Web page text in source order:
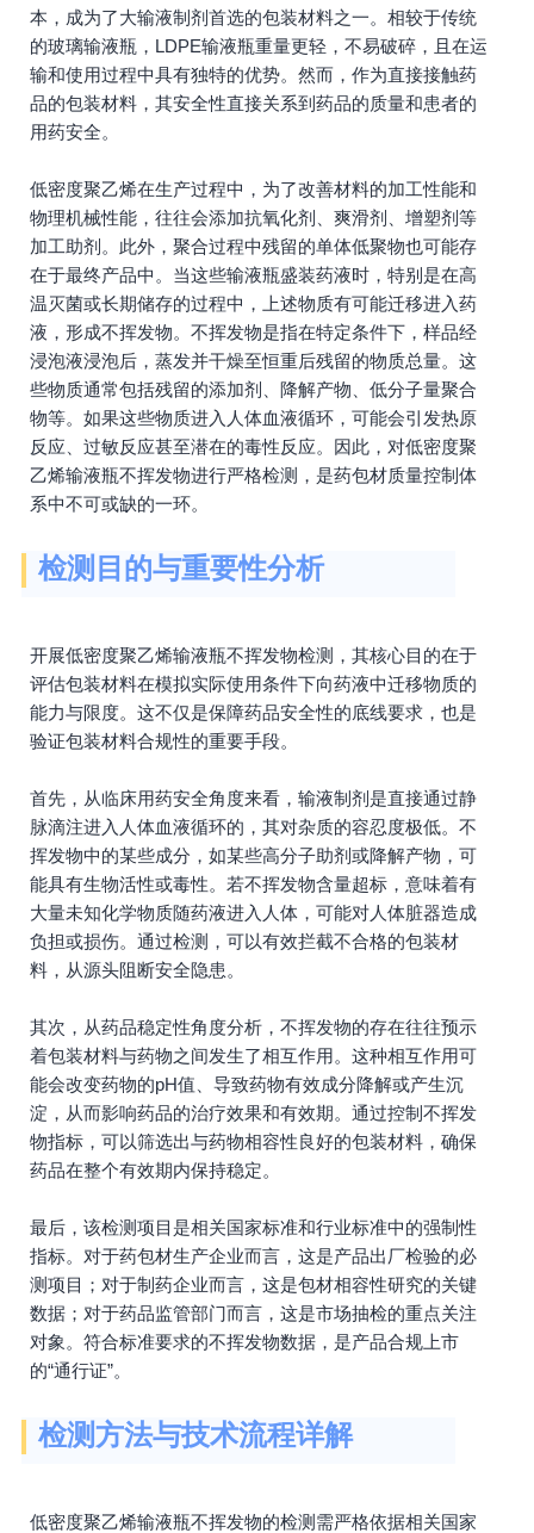
本，成为了大输液制剂首选的包装材料之一。相较于传统
的玻璃输液瓶，LDPE输液瓶重量更轻，不易破碎，且在运
输和使用过程中具有独特的优势。然而，作为直接接触药
品的包装材料，其安全性直接关系到药品的质量和患者的
用药安全。
低密度聚乙烯在生产过程中，为了改善材料的加工性能和
物理机械性能，往往会添加抗氧化剂、爽滑剂、增塑剂等
加工助剂。此外，聚合过程中残留的单体低聚物也可能存
在于最终产品中。当这些输液瓶盛装药液时，特别是在高
温灭菌或长期储存的过程中，上述物质有可能迁移进入药
液，形成不挥发物。不挥发物是指在特定条件下，样品经
浸泡液浸泡后，蒸发并干燥至恒重后残留的物质总量。这
些物质通常包括残留的添加剂、降解产物、低分子量聚合
物等。如果这些物质进入人体血液循环，可能会引发热原
反应、过敏反应甚至潜在的毒性反应。因此，对低密度聚
乙烯输液瓶不挥发物进行严格检测，是药包材质量控制体
系中不可或缺的一环。
检测目的与重要性分析
开展低密度聚乙烯输液瓶不挥发物检测，其核心目的在于
评估包装材料在模拟实际使用条件下向药液中迁移物质的
能力与限度。这不仅是保障药品安全性的底线要求，也是
验证包装材料合规性的重要手段。
首先，从临床用药安全角度来看，输液制剂是直接通过静
脉滴注进入人体血液循环的，其对杂质的容忍度极低。不
挥发物中的某些成分，如某些高分子助剂或降解产物，可
能具有生物活性或毒性。若不挥发物含量超标，意味着有
大量未知化学物质随药液进入人体，可能对人体脏器造成
负担或损伤。通过检测，可以有效拦截不合格的包装材
料，从源头阻断安全隐患。
其次，从药品稳定性角度分析，不挥发物的存在往往预示
着包装材料与药物之间发生了相互作用。这种相互作用可
能会改变药物的pH值、导致药物有效成分降解或产生沉
淀，从而影响药品的治疗效果和有效期。通过控制不挥发
物指标，可以筛选出与药物相容性良好的包装材料，确保
药品在整个有效期内保持稳定。
最后，该检测项目是相关国家标准和行业标准中的强制性
指标。对于药包材生产企业而言，这是产品出厂检验的必
测项目；对于制药企业而言，这是包材相容性研究的关键
数据；对于药品监管部门而言，这是市场抽检的重点关注
对象。符合标准要求的不挥发物数据，是产品合规上市
的“通行证”。
检测方法与技术流程详解
低密度聚乙烯输液瓶不挥发物的检测需严格依据相关国家